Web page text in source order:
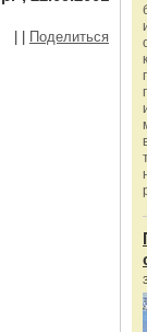
Поделиться